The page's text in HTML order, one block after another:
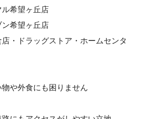
ル希望ヶ丘店
希望ヶ丘店
・ドラッグストア・ホームセンタ
物や外食にも困りません